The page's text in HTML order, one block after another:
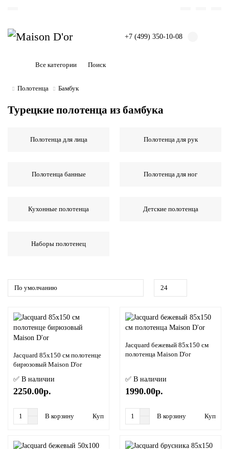
+7 (499) 350-10-08
Все категории
Полотенца Бамбук
Турецкие полотенца из бамбука
Полотенца для лица Полотенца для рук
Полотенца банные Полотенца для ног
Кухонные полотенца Детские полотенца
Наборы полотенец
Jacquard 85x150 см полотенце
бирюзовый Maison D'or
✅ В наличии
2250.00р.
В корзину Купить в 1 клик
Jacquard бeжевый 85x150 см
полотенца Maison D'or
✅ В наличии
1990.00р.
В корзину Купить